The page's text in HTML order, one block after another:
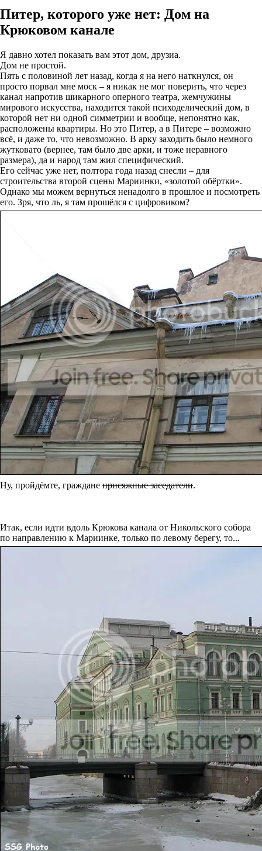
Питер, которого уже нет: Дом на
Крюковом канале
Я давно хотел показать вам этот дом, друзиа.
Дом не простой.
Пять с половиной лет назад, когда я на него наткнулся, он
просто порвал мне моск – я никак не мог поверить, что через
канал напротив шикарного оперного театра, жемчужины
мирового искусства, находится такой психоделический дом, в
которой нет ни одной симметрии и вообще, непонятно как,
расположены квартиры. Но это Питер, а в Питере – возможно
всё, и даже то, что невозможно. В арку заходить было немного
жутковато (вернее, там было две арки, и тоже неравного
размера), да и народ там жил специфический.
Его сейчас уже нет, полтора года назад снесли – для
строительства второй сцены Мариинки, «золотой обёртки».
Однако мы можем вернуться ненадолго в прошлое и посмотреть
его. Зря, что ль, я там прошёлся с цифровиком?
Ну, пройдёмте, граждане присяжные заседатели.
Итак, если идти вдоль Крюкова канала от Никольского собора
по направлению к Мариинке, только по левому берегу, то...